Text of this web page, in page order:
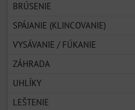
BRÚSENIE
SPÁJANIE (KLINCOVANIE)
VYSÁVANIE / FÚKANIE
ZÁHRADA
UHLÍKY
LEŠTENIE